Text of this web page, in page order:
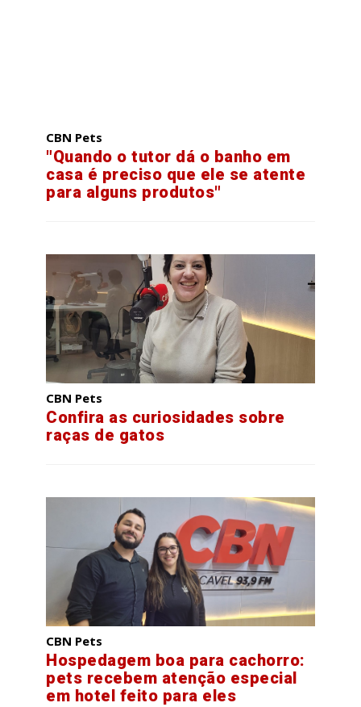
CBN Pets
"Quando o tutor dá o banho em
casa é preciso que ele se atente
para alguns produtos"
CBN Pets
Confira as curiosidades sobre
raças de gatos
CBN Pets
Hospedagem boa para cachorro:
pets recebem atenção especial
em hotel feito para eles